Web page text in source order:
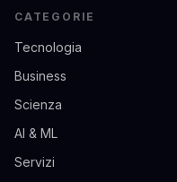
CATEGORIE
Tecnologia
Business
Scienza
AI & ML
Servizi